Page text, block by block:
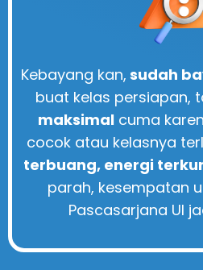
Kebayang kan, sudah
buat kelas persiapan,
maksimal cuma
cocok atau kelasnya
terbuang, energi
parah, kesempatan
Pascasarjana UI